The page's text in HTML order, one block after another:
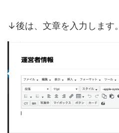
↓後は、文章を入力します。